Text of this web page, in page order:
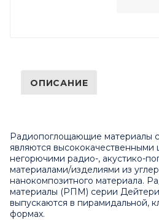
ОПИСАНИЕ
Радиопоглощающие материалы
являются
негорючими радио-, акустико-
материалами/изделиями из
нанокомпозитного материала.
материалы (РПМ) серии
выпускаются в пирамидальной,
формах.